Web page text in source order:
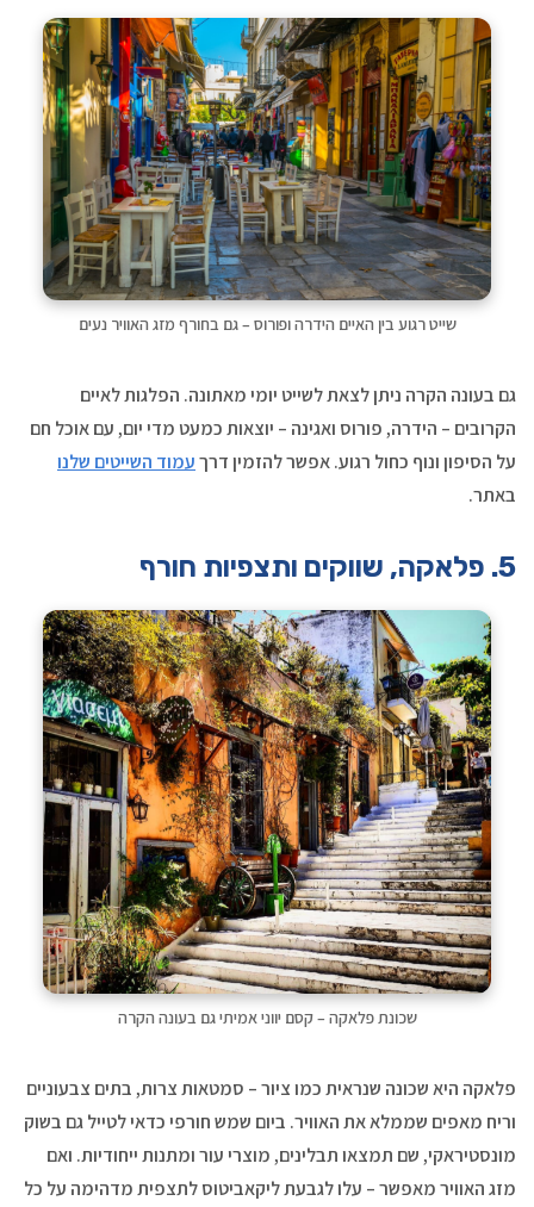
שייט רגוע בין האיים הידרה ופורוס – גם בחורף מזג האוויר נעים
גם בעונה הקרה ניתן לצאת לשייט יומי מאתונה. הפלגות לאיים
הקרובים – הידרה, פורוס ואגינה – יוצאות כמעט מדי יום, עם אוכל חם
על הסיפון ונוף כחול רגוע. אפשר להזמין דרךעמוד השייטים שלנו
באתר.
5. פלאקה, שווקים ותצפיות חורף
שכונת פלאקה – קסם יווני אמיתי גם בעונה הקרה
פלאקה היא שכונה שנראית כמו ציור – סמטאות צרות, בתים צבעוניים
וריח מאפים שממלא את האוויר. ביום שמש חורפי כדאי לטייל גם בשוק
מונסטיראקי, שם תמצאו תבלינים, מוצרי עור ומתנות ייחודיות. ואם
מזג האוויר מאפשר – עלו לגבעת ליקאביטוס לתצפית מדהימה על כל